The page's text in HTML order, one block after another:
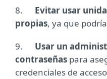
8. Evitar usar
propias, ya que
9. Usar un
contraseñas para
credenciales de